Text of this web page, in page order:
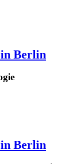
Berlin
Berlin